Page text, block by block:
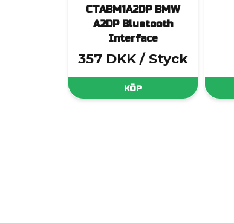
CTABM1A2DP BMW
A2DP Bluetooth
Interface
357 DKK / Styck
KÖP